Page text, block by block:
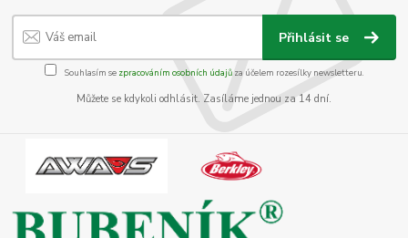
Přihlásit se
Souhlasím se zpracováním osobních údajůza účelem rozesílky newsletteru.
Můžete se kdykoli odhlásit. Zasíláme jednou za 14 dní.